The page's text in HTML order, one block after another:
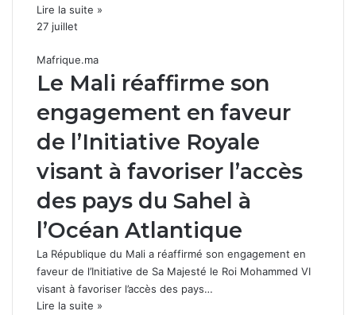
Lire la suite »
27 juillet
Mafrique.ma
Le Mali réaffirme son
engagement en faveur
de l’Initiative Royale
visant à favoriser l’accès
des pays du Sahel à
l’Océan Atlantique
La République du Mali a réaffirmé son engagement en
faveur de l’Initiative de Sa Majesté le Roi Mohammed VI
visant à favoriser l’accès des pays…
Lire la suite »